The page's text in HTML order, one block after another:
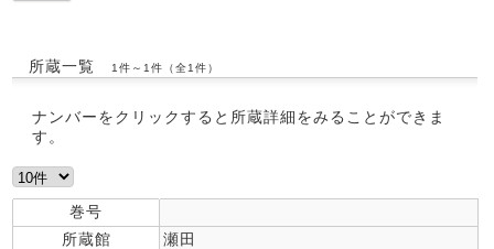
所蔵一覧 1件～1件（全1件）
ナンバーをクリックすると所蔵詳細をみることができま
す。
巻号
所蔵館
瀬田